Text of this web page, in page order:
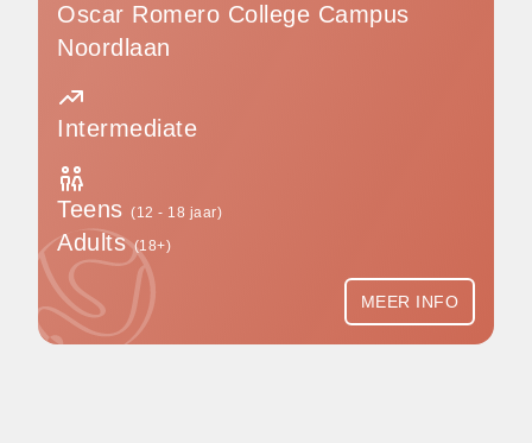
Oscar Romero College Campus
Noordlaan
Intermediate
Teens (12 - 18 jaar)
Adults(18+)
MEER INFO